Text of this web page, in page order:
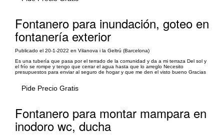
Fontanero para inundación, goteo en
fontanería exterior
Publicado el 20-1-2022 en Vilanova i la Geltrú (Barcelona)
Es una tubería que pasa por el terrado de la comunidad y da a mi terraza Del sol y
el frío se rompe y tengo que cerrar el agua hasta que lo arreglo Necesito
presupuestos para enviar al seguro de hogar y que me den el visto bueno Gracias
Pide Precio Gratis
Fontanero para montar mampara en
inodoro wc, ducha